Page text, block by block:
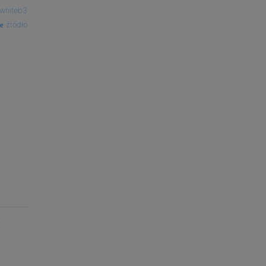
whiteb3
źródło